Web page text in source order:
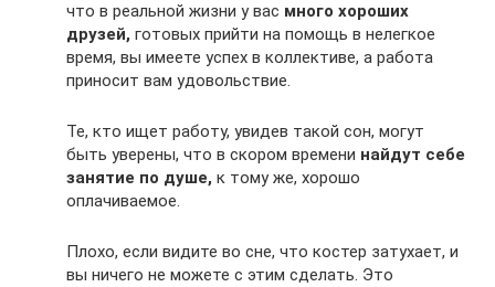
что в реальной жизни у вас много хороших
друзей, готовых прийти на помощь в нелегкое
время, вы имеете успех в коллективе, а работа
приносит вам удовольствие.
Те, кто ищет работу, увидев такой сон, могут
быть уверены, что в скором времени найдут себе
занятие по душе, к тому же, хорошо
оплачиваемое.
Плохо, если видите во сне, что костер затухает, и
вы ничего не можете с этим сделать. Это